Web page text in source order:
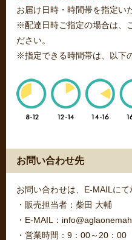
お届け日時・時間帯を指定い
※配達日時ご指定の場合は、
ださい。
※指定できる時間帯は、以下
お問い合わせ先
お問い合わせは、E-MAILにて
・販売担当者：柴田 大輔
・E-MAIL：
・営業時間：9：00～20：00